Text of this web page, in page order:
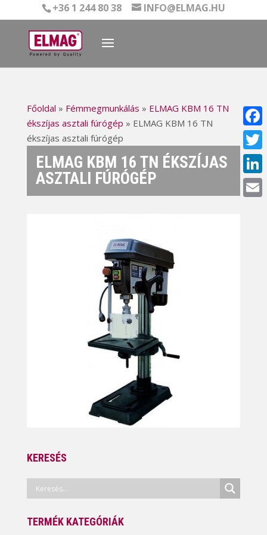
+36 1 244 80 38 INFO@ELMAG.HU
Főoldal » Fémmegmunkálás » ELMAG KBM 16 TN
ékszíjas asztali fúrógép » ELMAG KBM 16 TN
ékszíjas asztali fúrógép
ELMAG KBM 16 TN ÉKSZÍJAS
ASZTALI FÚRÓGÉP
KERESÉS
TERMÉK KATEGÓRIÁK